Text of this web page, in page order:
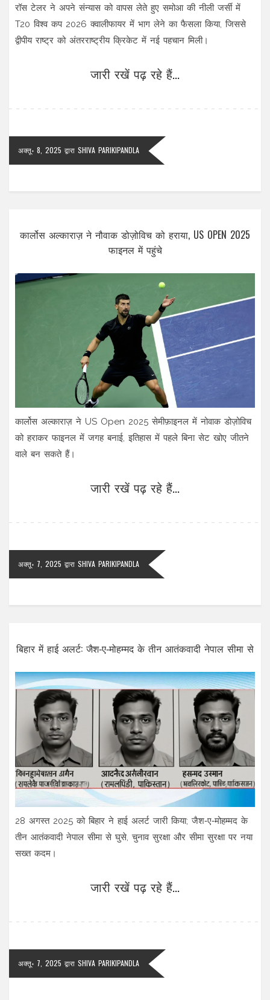
रॉस टेलर ने अपने संन्यास को वापस लेते हुए समोआ की नीली जर्सी में
T20 विश्व कप 2026 क्वालीफायर में भाग लेने का फैसला किया, जिससे
द्वीपीय राष्ट्र को अंतरराष्ट्रीय क्रिकेट में नई पहचान मिली।
जारी रखें पढ़ रहे हैं...
अक्तू॰ 8, 2025 द्वारा SHIVA PARIKIPANDLA
कार्लोस अल्काराज़ ने नौवाक डोज़ोविच को हराया, US OPEN 2025
फाइनल में पहुंचे
कार्लोस अल्काराज़ ने US Open 2025 सेमीफ़ाइनल में नोवाक डोज़ोविच
को हराकर फाइनल में जगह बनाई, इतिहास में पहले बिना सेट खोए जीतने
वाले बन सकते हैं।
जारी रखें पढ़ रहे हैं...
अक्तू॰ 7, 2025 द्वारा SHIVA PARIKIPANDLA
बिहार में हाई अलर्ट: जैश‑ए‑मोहम्मद के तीन आतंकवादी नेपाल सीमा से
28 अगस्त 2025 को बिहार ने हाई अलर्ट जारी किया; जैश‑ए‑मोहम्मद के
तीन आतंकवादी नेपाल सीमा से घुसे, चुनाव सुरक्षा और सीमा सुरक्षा पर नया
सख्त कदम।
जारी रखें पढ़ रहे हैं...
अक्तू॰ 7, 2025 द्वारा SHIVA PARIKIPANDLA